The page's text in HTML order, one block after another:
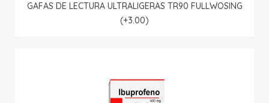
GAFAS DE LECTURA ULTRALIGERAS TR90 FULLWOSING
(+3.00)